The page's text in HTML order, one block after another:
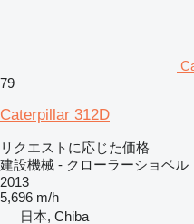
79
Caterpillar 312D
リクエストに応じた価格
建設機械 - クローラーショベル
2013
5,696 m/h
日本, Chiba